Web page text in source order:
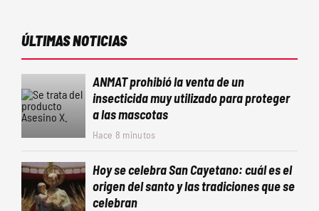
ÚLTIMAS NOTICIAS
ANMAT prohibió la venta de un
insecticida muy utilizado para proteger
a las mascotas
Hace 8 minutos
Hoy se celebra San Cayetano: cuál es el
origen del santo y las tradiciones que se
celebran